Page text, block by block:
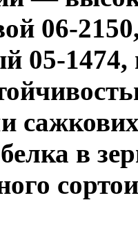
06-
05-
в